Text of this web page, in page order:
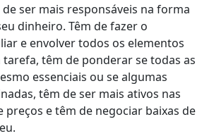
ser mais responsáveis na forma
dinheiro. Têm de fazer o
e envolver todos os elementos
tarefa, têm de ponderar se todas as
essenciais ou se algumas
têm de ser mais ativos nas
preços e têm de negociar baixas de